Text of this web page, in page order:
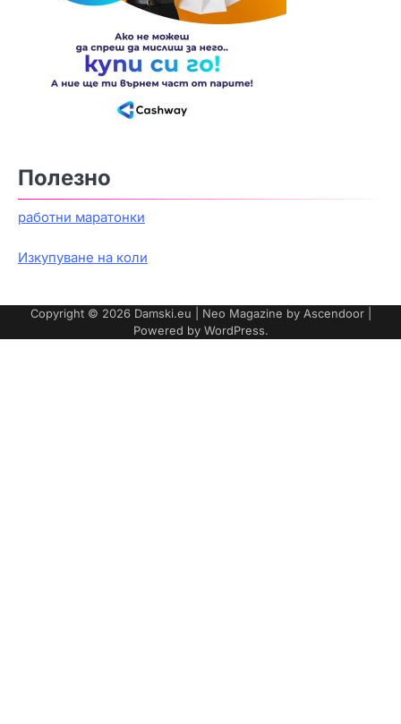
Полезно
работни маратонки
Изкупуване на коли
Copyright © 2026 Damski.eu | Neo Magazine by Ascendoor|
Powered by WordPress.